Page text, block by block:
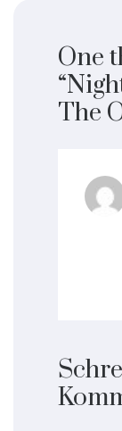
One
“
The